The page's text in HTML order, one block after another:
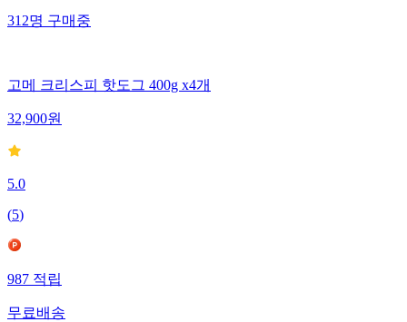
312명 구매중
고메 크리스피 핫도그 400g x4개
32,900원
5.0
(5)
987 적립
무료배송